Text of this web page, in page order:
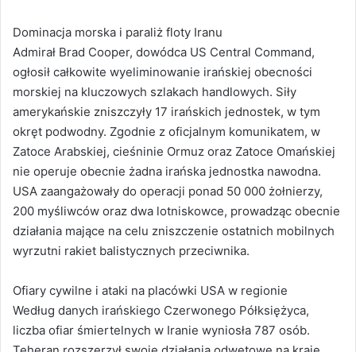
Dominacja morska i paraliż floty Iranu
Admirał Brad Cooper, dowódca US Central Command,
ogłosił całkowite wyeliminowanie irańskiej obecności
morskiej na kluczowych szlakach handlowych. Siły
amerykańskie zniszczyły 17 irańskich jednostek, w tym
okręt podwodny. Zgodnie z oficjalnym komunikatem, w
Zatoce Arabskiej, cieśninie Ormuz oraz Zatoce Omańskiej
nie operuje obecnie żadna irańska jednostka nawodna.
USA zaangażowały do operacji ponad 50 000 żołnierzy,
200 myśliwców oraz dwa lotniskowce, prowadząc obecnie
działania mające na celu zniszczenie ostatnich mobilnych
wyrzutni rakiet balistycznych przeciwnika.
Ofiary cywilne i ataki na placówki USA w regionie
Według danych irańskiego Czerwonego Półksiężyca,
liczba ofiar śmiertelnych w Iranie wyniosła 787 osób.